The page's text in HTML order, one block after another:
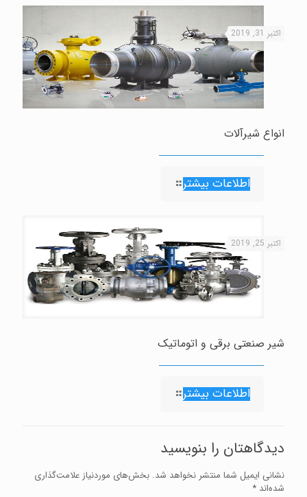
اکتبر 31, 2019
انواع شيرآلات
اطلاعات بیشتر
اکتبر 25, 2019
شیر صنعتی برقی و اتوماتیک
اطلاعات بیشتر
دیدگاهتان را بنویسید
نشانی ایمیل شما منتشر نخواهد شد. بخش‌های موردنیاز علامت‌گذاری
شده‌اند *